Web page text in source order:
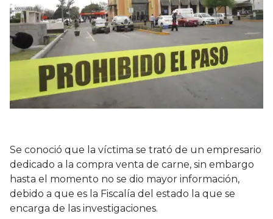
Se conoció que la víctima se trató de un empresario
dedicado a la compra venta de carne, sin embargo
hasta el momento no se dio mayor información,
debido a que es la Fiscalía del estado la que se
encarga de las investigaciones.